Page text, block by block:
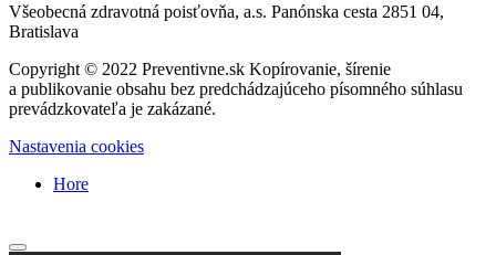
Všeobecná zdravotná poisťovňa, a.s. Panónska cesta 2851 04,
Bratislava
Copyright © 2022 Preventivne.sk Kopírovanie, šírenie
a publikovanie obsahu bez predchádzajúceho písomného súhlasu
prevádzkovateľa je zakázané.
Nastavenia cookies
Hore